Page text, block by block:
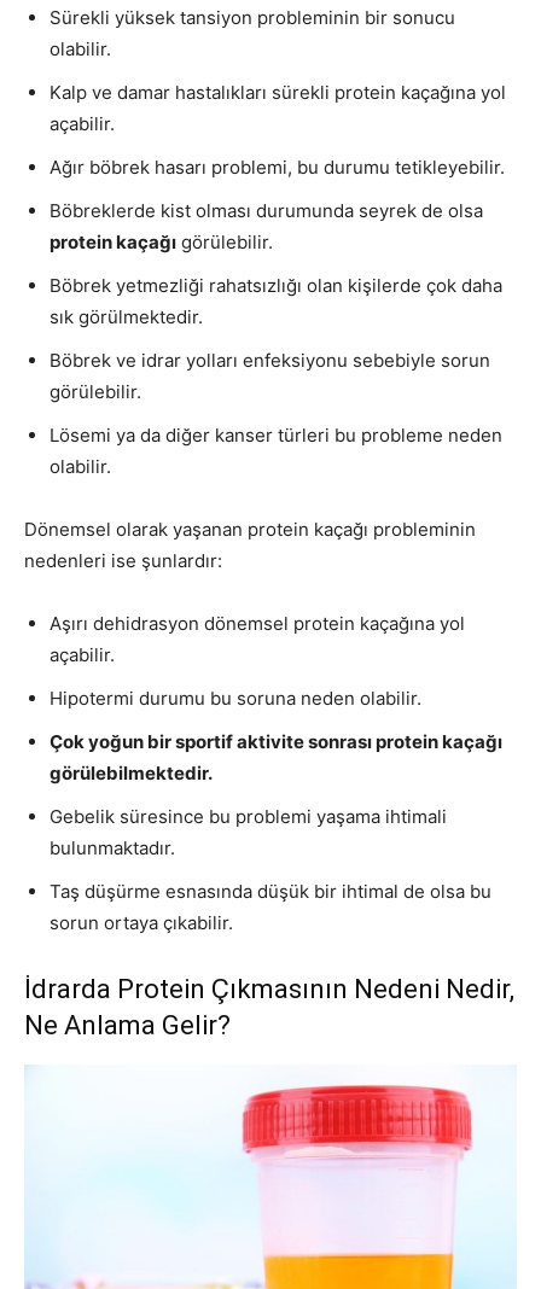
Sürekli yüksek tansiyon probleminin bir sonucu
olabilir.
Kalp ve damar hastalıkları sürekli protein kaçağına yol
açabilir.
Ağır böbrek hasarı problemi, bu durumu tetikleyebilir.
Böbreklerde kist olması durumunda seyrek de olsa
protein kaçağı görülebilir.
Böbrek yetmezliği rahatsızlığı olan kişilerde çok daha
sık görülmektedir.
Böbrek ve idrar yolları enfeksiyonu sebebiyle sorun
görülebilir.
Lösemi ya da diğer kanser türleri bu probleme neden
olabilir.
Dönemsel olarak yaşanan protein kaçağı probleminin
nedenleri ise şunlardır:
Aşırı dehidrasyon dönemsel protein kaçağına yol
açabilir.
Hipotermi durumu bu soruna neden olabilir.
Çok yoğun bir sportif aktivite sonrası protein kaçağı
görülebilmektedir.
Gebelik süresince bu problemi yaşama ihtimali
bulunmaktadır.
Taş düşürme esnasında düşük bir ihtimal de olsa bu
sorun ortaya çıkabilir.
İdrarda Protein Çıkmasının Nedeni Nedir,
Ne Anlama Gelir?